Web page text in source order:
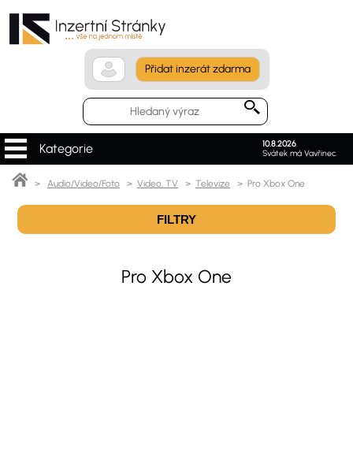
Přidat inzerát zdarma
10.8.2026.
Svátek má Vavřinec.
Kategorie
> Audio/Video/Foto > Video, TV > Televize > Pro Xbox One
FILTRY
Pro Xbox One